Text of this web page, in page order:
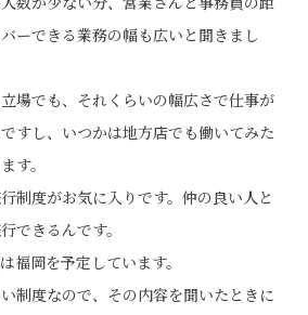
ーできる業務の幅も広いと聞きまし
場でも、それくらいの幅広さで仕事が
すし、いつかは地方店でも働いてみた
す。
制度がお気に入りです。仲の良い人と
できるんです。
福岡を予定しています。
制度なので、その内容を聞いたときに